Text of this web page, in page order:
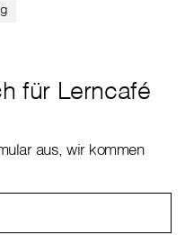
für Lerncafé
aus, wir kommen